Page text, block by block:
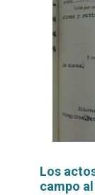
Los
campo